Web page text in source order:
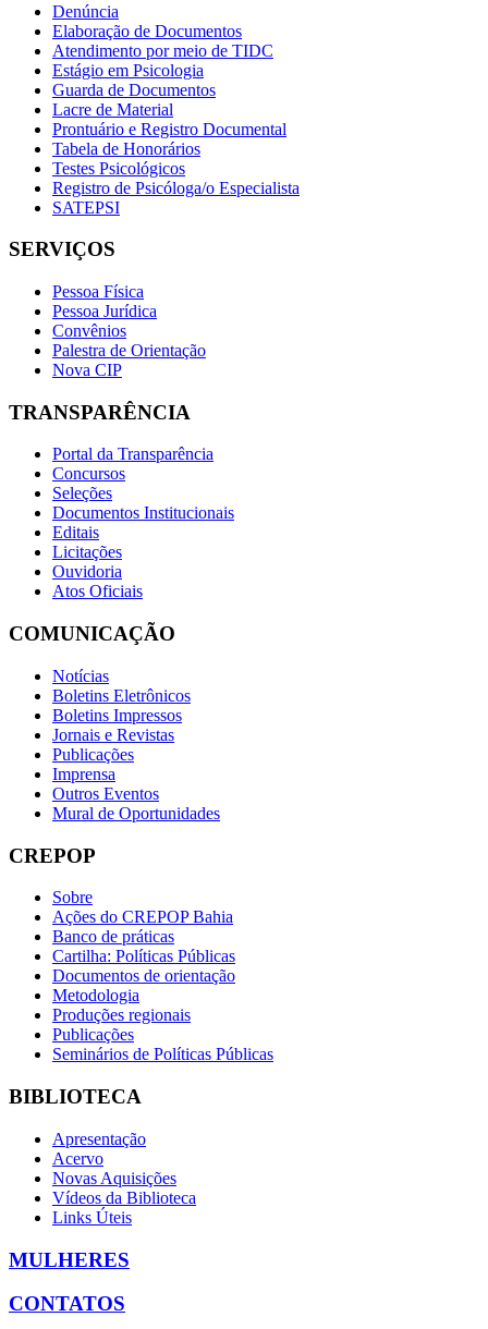
Denúncia
Elaboração de Documentos
Atendimento por meio de TIDC
Estágio em Psicologia
Guarda de Documentos
Lacre de Material
Prontuário e Registro Documental
Tabela de Honorários
Testes Psicológicos
Registro de Psicóloga/o Especialista
SATEPSI
SERVIÇOS
Pessoa Física
Pessoa Jurídica
Convênios
Palestra de Orientação
Nova CIP
TRANSPARÊNCIA
Portal da Transparência
Concursos
Seleções
Documentos Institucionais
Editais
Licitações
Ouvidoria
Atos Oficiais
COMUNICAÇÃO
Notícias
Boletins Eletrônicos
Boletins Impressos
Jornais e Revistas
Publicações
Imprensa
Outros Eventos
Mural de Oportunidades
CREPOP
Sobre
Ações do CREPOP Bahia
Banco de práticas
Cartilha: Políticas Públicas
Documentos de orientação
Metodologia
Produções regionais
Publicações
Seminários de Políticas Públicas
BIBLIOTECA
Apresentação
Acervo
Novas Aquisições
Vídeos da Biblioteca
Links Úteis
MULHERES
CONTATOS